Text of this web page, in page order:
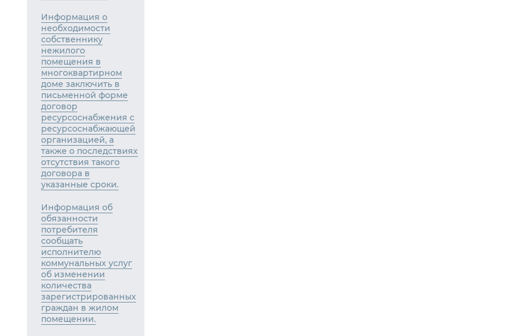
Информация о
необходимости
собственнику
нежилого
помещения в
многоквартирном
доме заключить в
письменной форме
договор
ресурсоснабжения с
ресурсоснабжающей
организацией, а
также о последствиях
отсутствия такого
договора в
указанные сроки.
Информация об
обязанности
потребителя
сообщать
исполнителю
коммунальных услуг
об изменении
количества
зарегистрированных
граждан в жилом
помещении.